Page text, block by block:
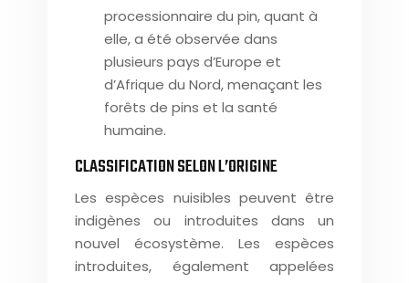
processionnaire du pin, quant à
elle, a été observée dans
plusieurs pays d’Europe et
d’Afrique du Nord, menaçant les
forêts de pins et la santé
humaine.
CLASSIFICATION SELON L’ORIGINE
Les espèces nuisibles peuvent être
indigènes ou introduites dans un
nouvel écosystème. Les espèces
introduites, également appelées